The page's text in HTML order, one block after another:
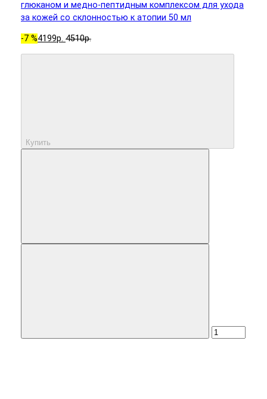
глюканом и медно-пептидным комплексом для ухода
за кожей со склонностью к атопии 50 мл
-7 %4199р. 4510р.
Купить